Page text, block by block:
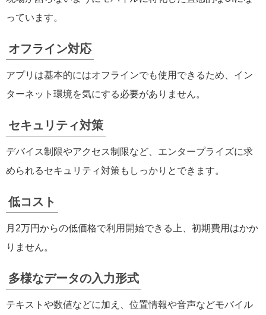
っています。
オフライン対応
アプリは基本的にはオフラインでも使用できるため、イン
ターネット環境を気にする必要がありません。
セキュリティ対策
デバイス制限やアクセス制限など、エンタープライズに求
められるセキュリティ対策もしっかりとできます。
低コスト
月2万円からの低価格で利用開始できる上、初期費用はかか
りません。
多様なデータの入力形式
テキストや数値などに加え、位置情報や音声などモバイル